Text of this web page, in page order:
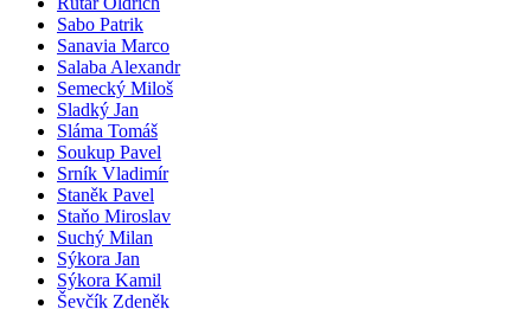
Sabo Patrik
Sanavia Marco
Salaba Alexandr
Semecký Miloš
Sladký Jan
Sláma Tomáš
Soukup Pavel
Srník Vladimír
Staněk Pavel
Staňo Miroslav
Suchý Milan
Sýkora Jan
Sýkora Kamil
Ševčík Zdeněk